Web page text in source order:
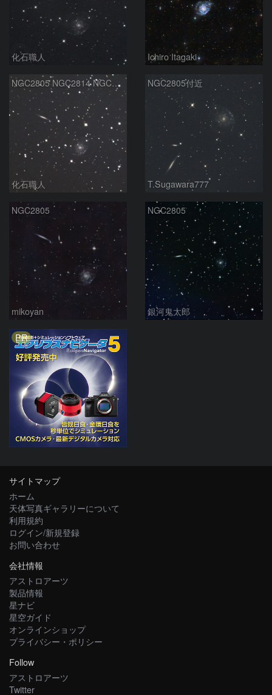
化石職人 Ichiro Itagaki
NGC2805 NGC2814 NGC2829 おおぐま座
化石職人
NGC2805付近
T.Sugawara777
NGC2805
mikoyan
NGC2805
銀河鬼太郎
PR
サイトマップ
ホーム
天体写真ギャラリーについて
利用規約
ログイン/新規登録
お問い合わせ
会社情報
アストロアーツ
製品情報
星ナビ
星空ガイド
オンラインショップ
プライバシー・ポリシー
Follow
アストロアーツ
Twitter